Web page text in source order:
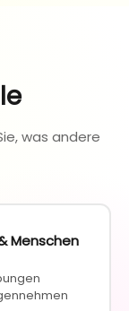
was andere
Menschen